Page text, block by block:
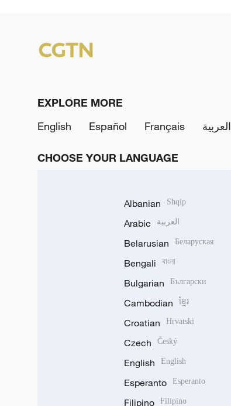
EXPLORE MORE
English
Español Français العربية
CHOOSE YOUR LANGUAGE
Albanian Shqip
Arabic العربية
Belarusian Беларуская
Bengali বাংলা
Bulgarian Български
Cambodian ខ្មែរ
Croatian Hrvatski
Czech Český
English English
Esperanto Esperanto
Filipino Filipino